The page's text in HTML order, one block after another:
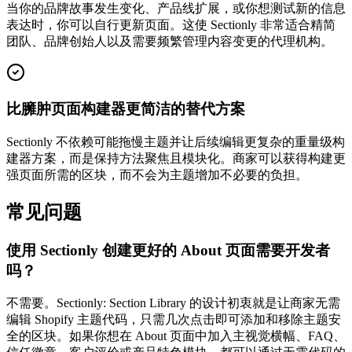
当你的品牌故事发生变化、产品线扩展，或你想测试新的信息
表达时，你可以自行更新页面。这使 Sectionly 非常适合精简
团队、品牌创始人以及需要频繁管理内容变更的代理机构。
比臃肿页面构建器更简洁的替代方案
Sectionly 不依赖可能拖慢主题并让后续编辑更复杂的重量级构
建器方案，而是保持方法聚焦且模块化。商家可以获得构建更
强页面所需的区块，而不会为主题增加不必要的负担。
常见问题
使用 Sectionly 创建更好的 About 页面需要开发者
吗？
不需要。Sectionly: Section Library 的设计初衷就是让商家无需
编辑 Shopify 主题代码，只需几次点击即可添加和移除主题安
全的区块。如果你想在 About 页面中加入主视觉横幅、FAQ、